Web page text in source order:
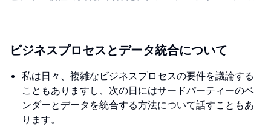
ビジネスプロセスとデータ統合について
私は日々、複雑なビジネスプロセスの要件を議論する
こともありますし、次の日にはサードパーティーのベ
ンダーとデータを統合する方法について話すこともあ
ります。